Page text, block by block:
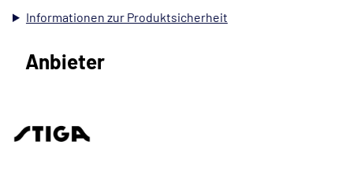
Informationen zur Produktsicherheit
Anbieter